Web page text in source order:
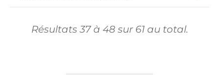
Résultats37 à 48 sur 61 au total.